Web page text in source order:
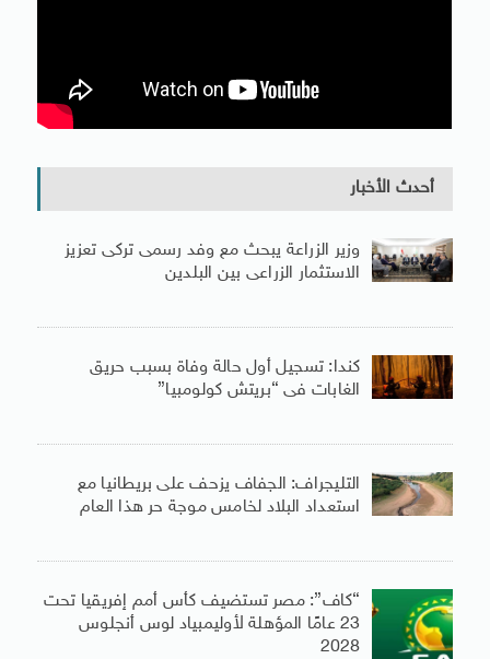
أحدث الأخبار
وزير الزراعة يبحث مع وفد رسمى تركى تعزيز
الاستثمار الزراعى بين البلدين
كندا: تسجيل أول حالة وفاة بسبب حريق
الغابات فى “بريتش كولومبيا”
التليجراف: الجفاف يزحف على بريطانيا مع
استعداد البلاد لخامس موجة حر هذا العام
“كاف”: مصر تستضيف كأس أمم إفريقيا تحت
23 عامًا المؤهلة لأوليمبياد لوس أنجلوس
2028